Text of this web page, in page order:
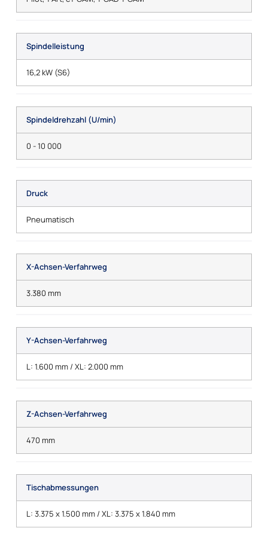
Spindelleistung
16,2 kW (S6)
Spindeldrehzahl (U/min)
0 - 10 000
Druck
Pneumatisch
X-Achsen-Verfahrweg
3.380 mm
Y-Achsen-Verfahrweg
L: 1.600 mm / XL: 2.000 mm
Z-Achsen-Verfahrweg
470 mm
Tischabmessungen
L: 3.375 x 1.500 mm / XL: 3.375 x 1.840 mm